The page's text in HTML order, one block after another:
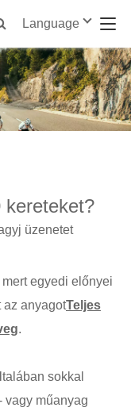
Language
kereteket?
üzenetet
egyedi előnyei
az anyagotTeljes
.
sokkal
vagy műanyag